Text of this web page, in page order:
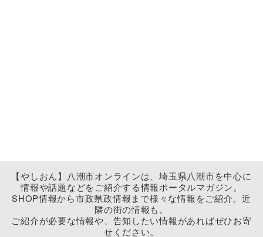
【やしおん】八潮市オンラインは、埼玉県八潮市を中心に
情報や話題などをご紹介する情報ポータルマガジン。
SHOP情報から市政県政情報まで様々な情報をご紹介。近
隣の街の情報も。
ご紹介が必要な情報や、告知したい情報があればぜひお寄
せください。